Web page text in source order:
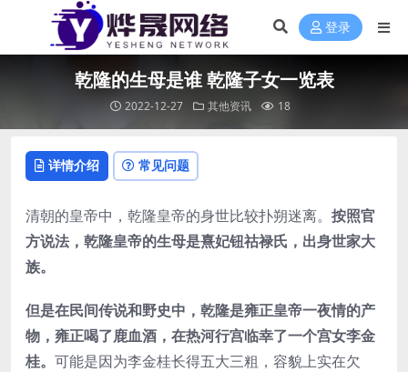
登录
乾隆的生母是谁 乾隆子女一览表
2022-12-27 其他资讯 18
详情介绍 常见问题
清朝的皇帝中，乾隆皇帝的身世比较扑朔迷离。 按照官
方说法，乾隆皇帝的生母是熹妃钮祜禄氏，出身世家大
族。
但是在民间传说和野史中，乾隆是雍正皇帝一夜情的产
物，雍正喝了鹿血酒，在热河行宫临幸了一个宫女李金
桂。 可能是因为李金桂长得五大三粗，容貌上实在欠